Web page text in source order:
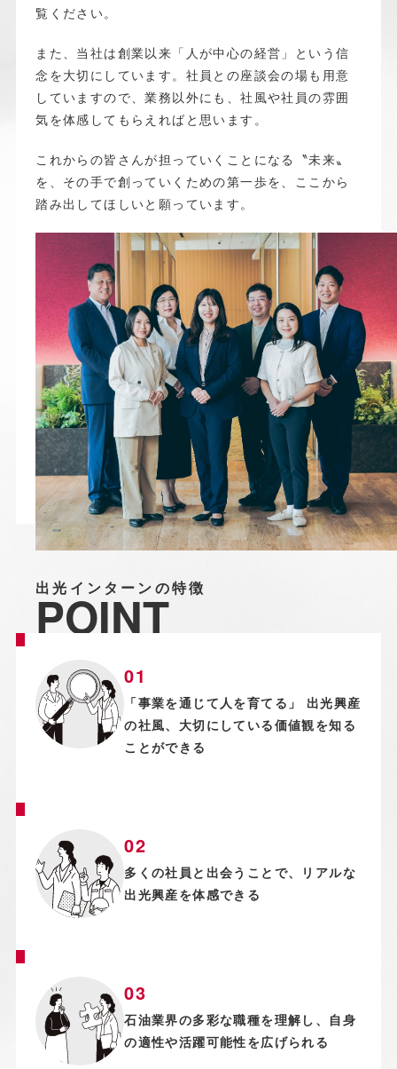
覧ください。
また、当社は創業以来「人が中心の経営」という信
念を大切にしています。社員との座談会の場も用意
していますので、業務以外にも、社風や社員の雰囲
気を体感してもらえればと思います。
これからの皆さんが担っていくことになる〝未来〟
を、その手で創っていくための第一歩を、ここから
踏み出してほしいと願っています。
出光インターンの特徴
POINT
「事業を通じて人を育てる」 出光興産
の社風、大切にしている価値観を知る
ことができる
多くの社員と出会うことで、リアルな
出光興産を体感できる
石油業界の多彩な職種を理解し、自身
の適性や活躍可能性を広げられる